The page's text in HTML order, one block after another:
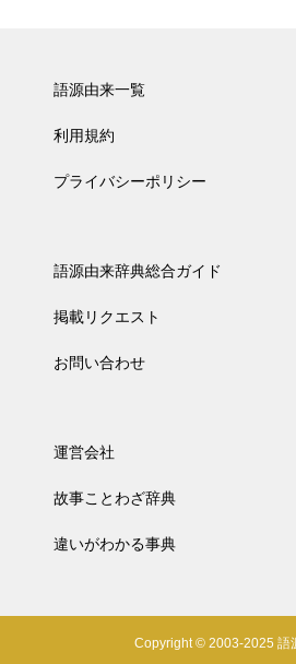
語源由来一覧
利用規約
プライバシーポリシー
語源由来辞典総合ガイド
掲載リクエスト
お問い合わせ
運営会社
故事ことわざ辞典
違いがわかる事典
Copyright © 2003-2025 語